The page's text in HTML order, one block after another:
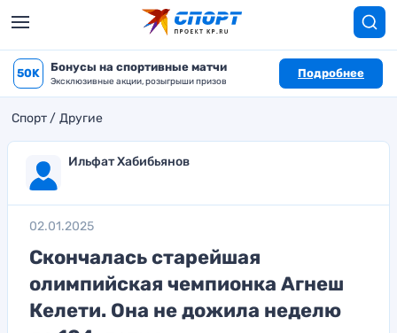
50K Бонусы на спортивные матчи
Эксклюзивные акции, розыгрыши призов
Подробнее
Спорт Другие
Ильфат Хабибьянов
02.01.2025
Скончалась старейшая
олимпийская чемпионка Агнеш
Келети. Она не дожила неделю